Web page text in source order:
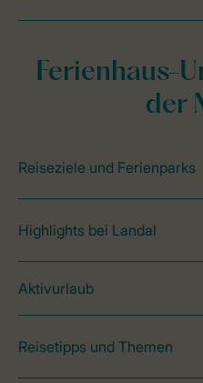
Ferienhaus-
der
Reiseziele und Ferienparks
Highlights bei Landal
Aktivurlaub
Reisetipps und Themen